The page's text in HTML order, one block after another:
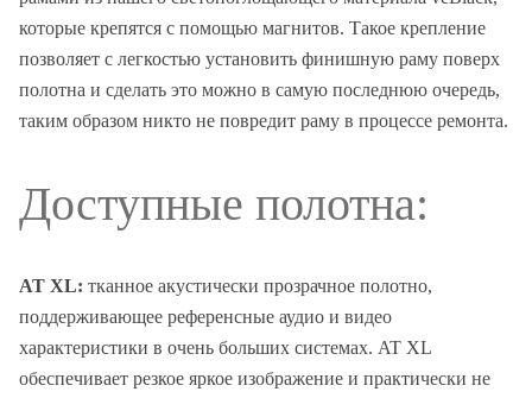
которые крепятся с помощью магнитов. Такое крепление
позволяет с легкостью установить финишную раму поверх
полотна и сделать это можно в самую последнюю очередь,
таким образом никто не повредит раму в процессе ремонта.
Доступные полотна:
AT XL: тканное акустически прозрачное полотно,
поддерживающее референсные аудио и видео
характеристики в очень больших системах. AT XL
обеспечивает резкое яркое изображение и практически не